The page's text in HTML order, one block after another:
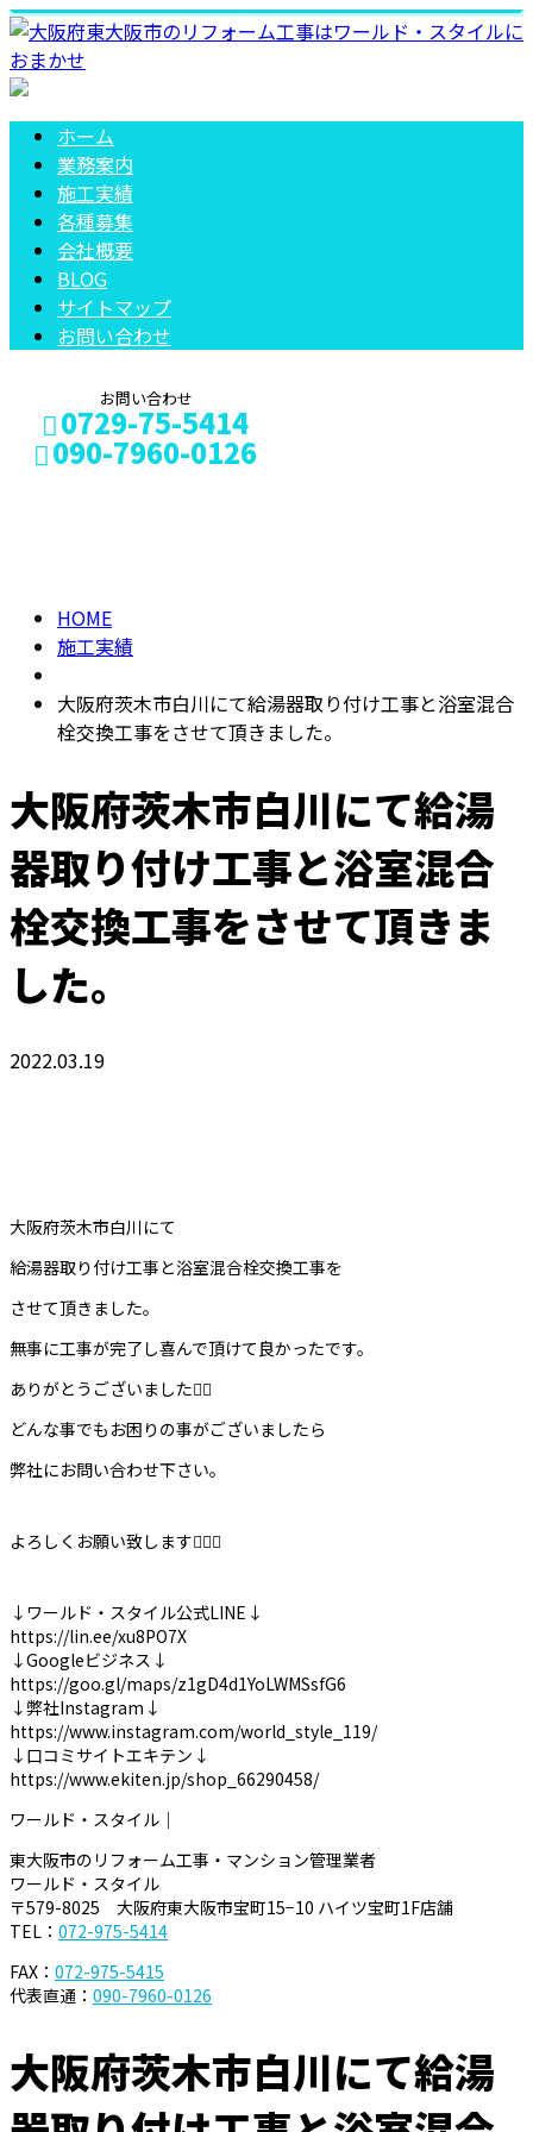
ホーム
業務案内
施工実績
各種募集
会社概要
BLOG
サイトマップ
お問い合わせ
お問い合わせ
0729-75-5414
090-7960-0126
HOME
施工実績
大阪府茨木市白川にて給湯器取り付け工事と浴室混合
栓交換工事をさせて頂きました。
大阪府茨木市白川にて給湯
器取り付け工事と浴室混合
栓交換工事をさせて頂きま
した。
2022.03.19
大阪府茨木市白川にて
給湯器取り付け工事と浴室混合栓交換工事を
させて頂きました。
無事に工事が完了し喜んで頂けて良かったです。
ありがとうございました🙇‍♀️
どんな事でもお困りの事がございましたら
弊社にお問い合わせ下さい。
よろしくお願い致します🙇‍♀️✨
↓ワールド・スタイル公式LINE↓
https://lin.ee/xu8PO7X
↓Googleビジネス↓
https://goo.gl/maps/z1gD4d1YoLWMSsfG6
↓弊社Instagram↓
https://www.instagram.com/world_style_119/
↓口コミサイトエキテン↓
https://www.ekiten.jp/shop_66290458/
ワールド・スタイル｜
東大阪市のリフォーム工事・マンション管理業者
ワールド・スタイル
〒579-8025 大阪府東大阪市宝町15−10 ハイツ宝町1F店舗
TEL： 072-975-5414
FAX： 072-975-5415
代表直通： 090-7960-0126
大阪府茨木市白川にて給湯